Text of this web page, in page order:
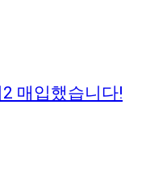
매입했습니다!